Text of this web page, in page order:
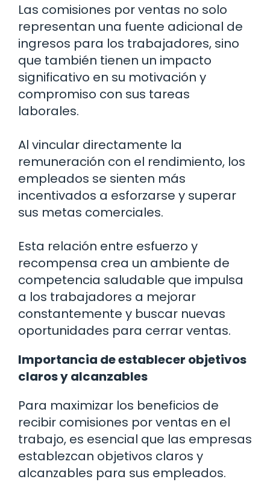
Las comisiones por ventas no solo
representan una fuente adicional de
ingresos para los trabajadores, sino
que también tienen un impacto
significativo en su motivación y
compromiso con sus tareas
laborales.
Al vincular directamente la
remuneración con el rendimiento, los
empleados se sienten más
incentivados a esforzarse y superar
sus metas comerciales.
Esta relación entre esfuerzo y
recompensa crea un ambiente de
competencia saludable que impulsa
a los trabajadores a mejorar
constantemente y buscar nuevas
oportunidades para cerrar ventas.
Importancia de establecer objetivos
claros y alcanzables
Para maximizar los beneficios de
recibir comisiones por ventas en el
trabajo, es esencial que las empresas
establezcan objetivos claros y
alcanzables para sus empleados.